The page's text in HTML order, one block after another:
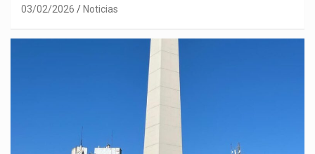
03/02/2026 Noticias